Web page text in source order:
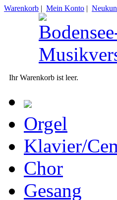
Warenkorb | Mein Konto |
Ihr Warenkorb ist leer.
Orgel
Klavier/
Chor
Gesang